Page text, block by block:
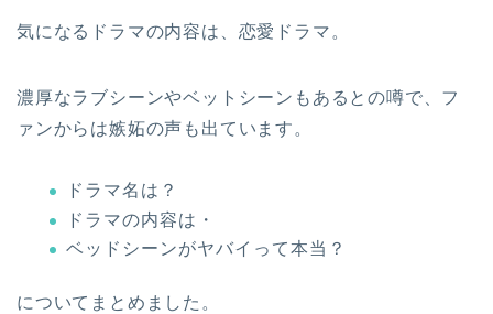
気になるドラマの内容は、恋愛ドラマ。
濃厚なラブシーンやベットシーンもあるとの噂で、フ
ァンからは嫉妬の声も出ています。
ドラマ名は？
ドラマの内容は・
ベッドシーンがヤバイって本当？
についてまとめました。